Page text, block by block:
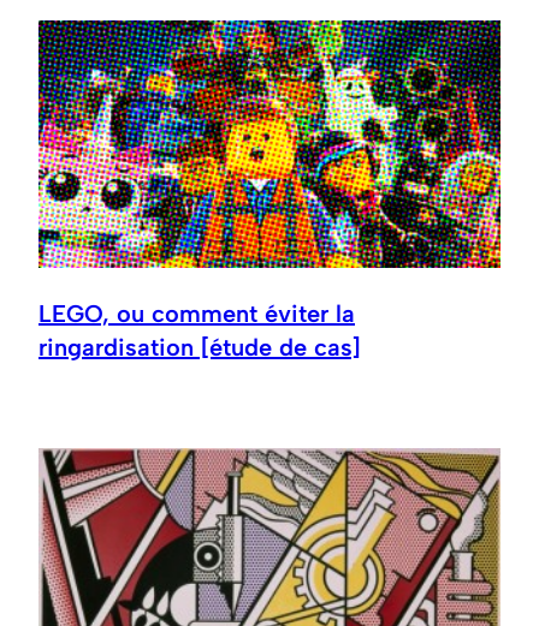
LEGO, ou comment éviter la
ringardisation [étude de cas]